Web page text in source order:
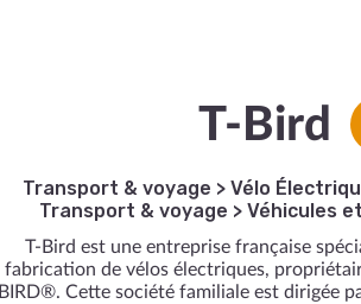
T-Bird
Transport & voyage > Vélo
Transport & voyage > Véhicules
T-Bird est une entreprise française
fabrication de vélos électriques,
BIRD®. Cette société familiale est dirigée